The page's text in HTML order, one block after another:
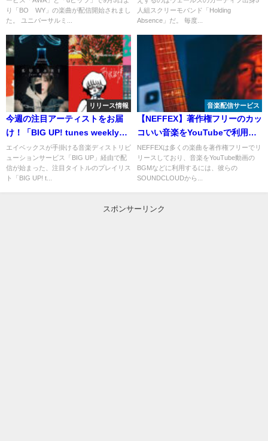
り「BOØWY」の楽曲が配信開始されまし
た。 ユニバーサルミ...
人組スクリーモバンド「Holding
Absence」だ。 毎度...
リリース情報
今週の注目アーティストをお届
け！「BIG UP! tunes weekly」
(2020.06.06)
エイベックスが手掛ける音楽ディストリビ
ューションサービス「BIG UP」経由で配
信が始まった、注目タイトルのプレイリス
ト「BIG UP! t...
音楽配信サービス
【NEFFEX】著作権フリーのカッ
コいい音楽をYouTubeで利用す
るには？
NEFFEXは多くの楽曲を著作権フリーでリ
リースしており、音楽をYouTube動画の
BGMなどに利用するには、彼らの
SOUNDCLOUDから...
スポンサーリンク